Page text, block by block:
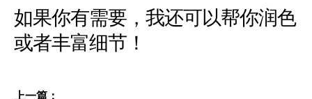
如果你有需要，我还可以帮你润色
或者丰富细节！
上一篇：